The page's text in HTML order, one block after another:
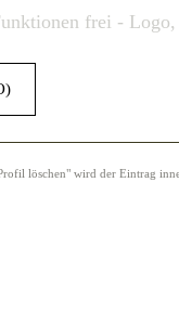
frei -
löschen" wird der Eintrag